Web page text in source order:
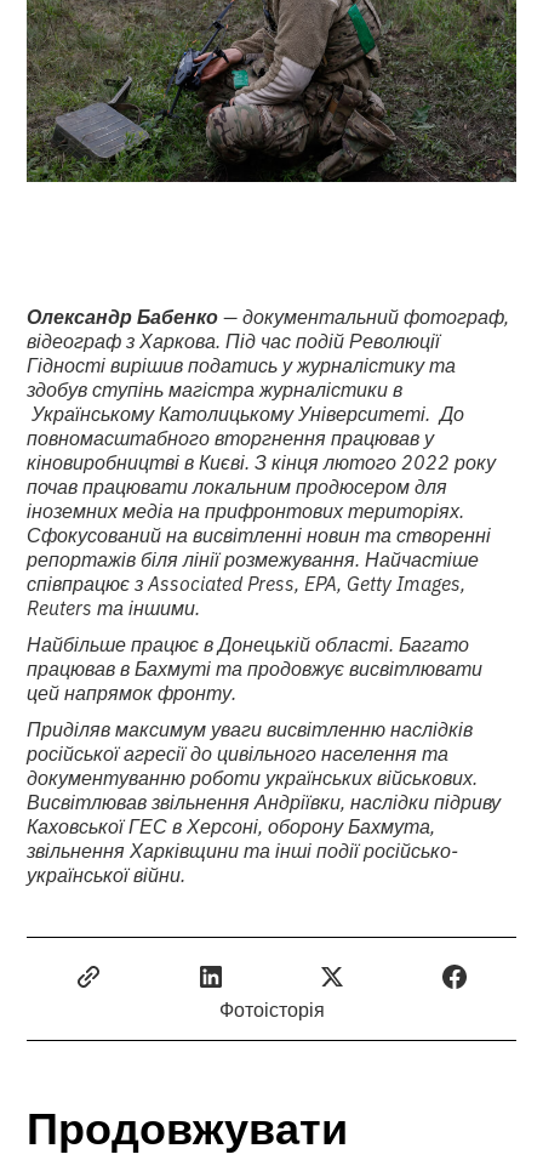
Олександр Бабенко— документальний фотограф,
відеограф з Харкова. Під час подій Революції
Гідності вирішив податись у журналістику та
здобув ступінь магістра журналістики в
Українському Католицькому Університеті. До
повномасштабного вторгнення працював у
кіновиробництві в Києві. З кінця лютого 2022 року
почав працювати локальним продюсером для
іноземних медіа на прифронтових територіях.
Сфокусований на висвітленні новин та створенні
репортажів біля лінії розмежування. Найчастіше
співпрацює з Associated Press, EPA, Getty Images,
Reuters та іншими.
Найбільше працює в Донецькій області. Багато
працював в Бахмуті та продовжує висвітлювати
цей напрямок фронту.
Приділяв максимум уваги висвітленню наслідків
російської агресії до цивільного населення та
документуванню роботи українських військових.
Висвітлював звільнення Андріївки, наслідки підриву
Каховської ГЕС в Херсоні, оборону Бахмута,
звільнення Харківщини та інші події російсько-
української війни.
Фотоісторія
Продовжувати